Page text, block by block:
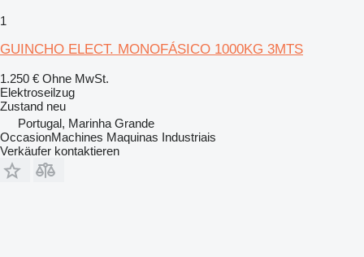
1
GUINCHO ELECT. MONOFÁSICO 1000KG 3MTS
1.250 € Ohne MwSt.
Elektroseilzug
Zustand neu
Portugal, Marinha Grande
OccasionMachines Maquinas Industriais
Verkäufer kontaktieren